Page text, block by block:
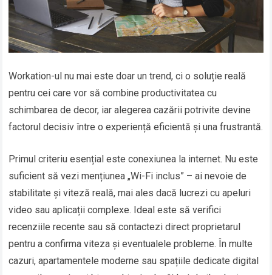
Workation-ul nu mai este doar un trend, ci o soluție reală
pentru cei care vor să combine productivitatea cu
schimbarea de decor, iar alegerea cazării potrivite devine
factorul decisiv între o experiență eficientă și una frustrantă.
Primul criteriu esențial este conexiunea la internet. Nu este
suficient să vezi mențiunea „Wi-Fi inclus” – ai nevoie de
stabilitate și viteză reală, mai ales dacă lucrezi cu apeluri
video sau aplicații complexe. Ideal este să verifici
recenziile recente sau să contactezi direct proprietarul
pentru a confirma viteza și eventualele probleme. În multe
cazuri, apartamentele moderne sau spațiile dedicate digital